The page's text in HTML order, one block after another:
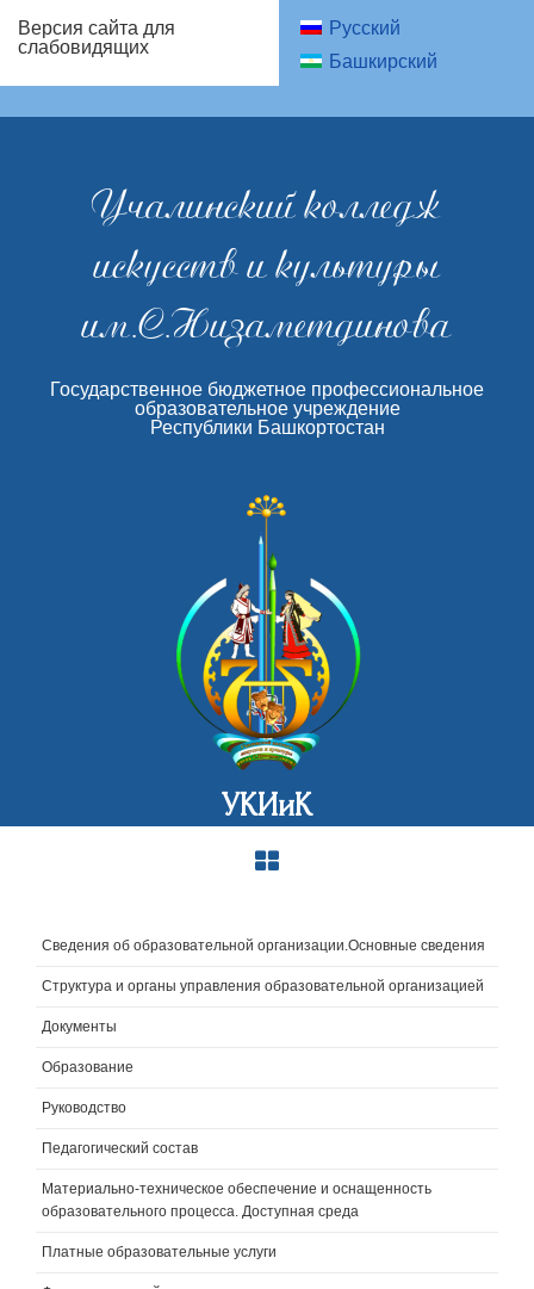
Версия сайта для
слабовидящих
Русский
Башкирский
Учалинский колледж
искусств и культуры
им.С.Низаметдинова
Государственное бюджетное профессиональное
образовательное учреждение
Республики Башкортостан
УКИиК
Сведения об образовательной организации.Основные сведения
Структура и органы управления образовательной организацией
Документы
Образование
Руководство
Педагогический состав
Материально-техническое обеспечение и оснащенность
образовательного процесса. Доступная среда
Платные образовательные услуги